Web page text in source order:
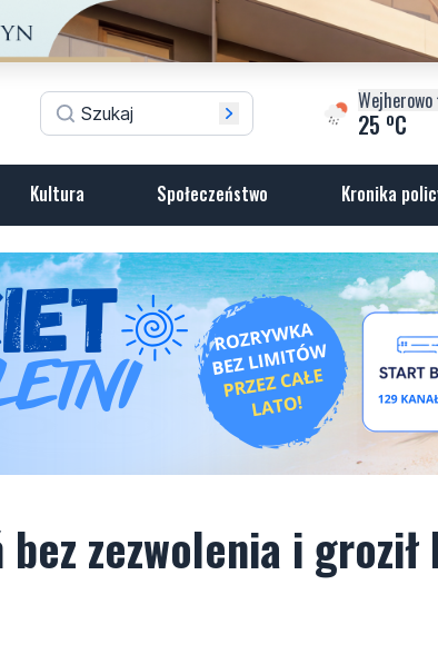
Wejherowo
25 oC
Kultura Społeczeństwo Kronika
bez zezwolenia i